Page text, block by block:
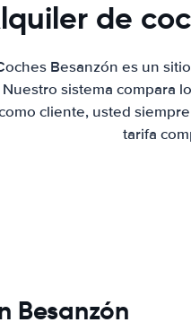
de
Besanzón es un
sistema compara
cliente, usted
tarifa
Besanzón